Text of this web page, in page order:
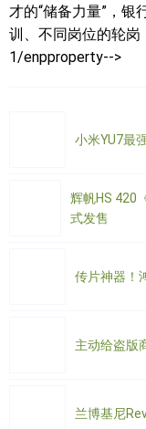
才的“储备力量”，银
训、不同岗位的轮岗
1/enpproperty-->
小米YU7最
辉帆HS 420
式发售
传片神器！
主动给盗版
兰博基尼